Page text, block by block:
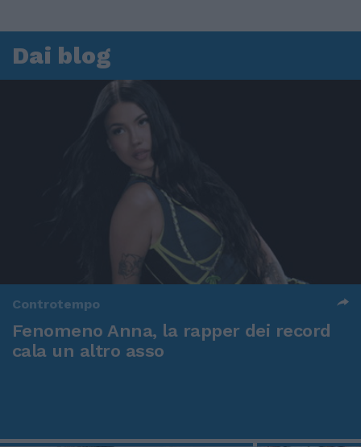
Dai blog
Controtempo
Fenomeno Anna, la rapper dei record
cala un altro asso